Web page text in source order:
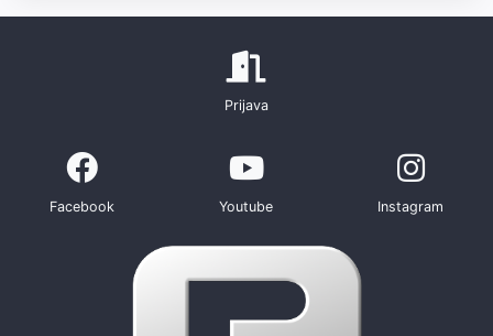
Prijava
Facebook Youtube Instagram